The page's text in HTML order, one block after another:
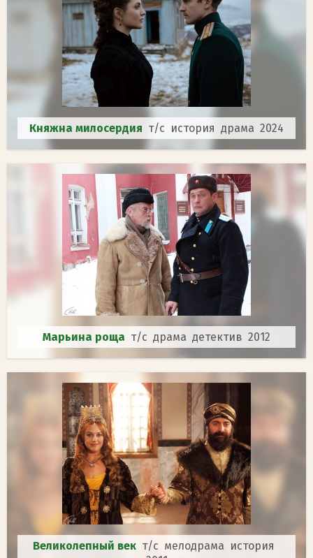
Княжна милосердия т/с история драма 2024
Марьина роща т/с драма детектив 2012
Великолепный век т/с мелодрама история